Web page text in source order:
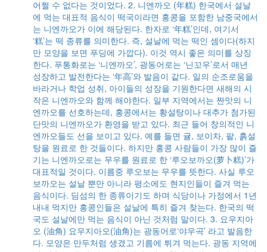
어쩔 수 없다는 것이었다. 2. 니엔까오 (年糕) 한국에서 설날
에 먹는 대표적 음식이 떡국이라면 홍콩을 포함한 남중국에서
는 니엔까오가 이에 해당된다. 한자로 ‘年糕’인데, 여기서
‘糕’는 떡 종류를 의미한다. 즉, 설날에 먹는 떡인 셈이다(하지
만 모양을 보면 푸딩에 가깝다). 이것 역시 좋은 의미를 상징
한다. 푸통화로는 ‘니엔까오’, 광동어로는 ‘닌꼬우’로서 매년
성장하고 발전한다는 ‘年高’와 발음이 같다. 일의 순조로움을
바라거나 학업 성취, 아이들의 성장을 기원한다면 새해의 시
작은 니엔까오와 함께 해야한다. 일부 지역에서는 짠맛의 니
엔까오를 선호하는데, 홍콩에서는 황설탕이나 대추가 첨가된
단맛의 니엔까오가 환영을 받고 있다. 최근 들어 창의적인 니
엔까오들도 선을 보이고 있다. 예를 들면 귤, 보이차, 팥, 흙설
탕을 원료로 한 것들이다. 하지만 홍콩 사람들이 가장 많이 즐
기는 니엔까오로는 무우를 원료로 한 ‘루오보까오(萝卜糕)’가
대표적일 것이다. 이름중 루오보는 무우를 뜻한다. 사실 루오
보까오는 설날 뿐만 아니라 평소에도 현지인들이 즐겨 먹는
음식이다. 딤섬의 한 종류이기도 하며 식당이나 가정에서 1년
내내 먹지만 홍콩인들은 설날에 특히 즐겨 찾는다. 한국의 떡
국도 설날에만 먹는 음식이 아닌 것처럼 말이다. 3. 요우지아
오 (油角) 요우지아오(油角)는 광동어로‘야우곡’ 라고 발음한
다. 모양은 만두처럼 생겼고 기름에 튀겨 먹는다. 광동 지역에